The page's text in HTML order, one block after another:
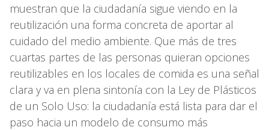
muestran que la ciudadanía sigue viendo en la
reutilización una forma concreta de aportar al
cuidado del medio ambiente. Que más de tres
cuartas partes de las personas quieran opciones
reutilizables en los locales de comida es una señal
clara y va en plena sintonía con la Ley de Plásticos
de un Solo Uso: la ciudadanía está lista para dar el
paso hacia un modelo de consumo más